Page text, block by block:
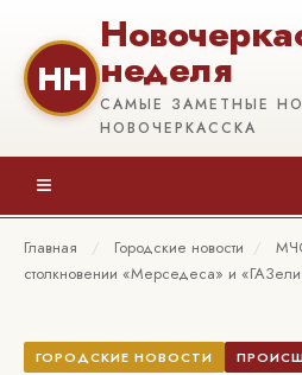
НН неделя
САМЫЕ ЗАМЕТНЫЕ
НОВОЧЕРКАССКА
≡
Главная / Городские новости /
столкновении «Мерседеса» и
ГОРОДСКИЕ НОВОСТИ